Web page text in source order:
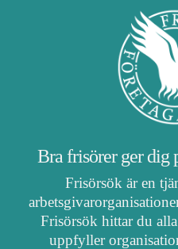
Bra frisörer ger dig
Frisörsök är en
Frisörsök hittar du
uppfyller